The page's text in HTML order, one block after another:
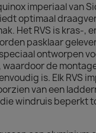
imperiaal van
optimaal
Het RVS is kras-,
pasklaar
ontworpen
de
is. Elk RVS
van een
windruis beperkt